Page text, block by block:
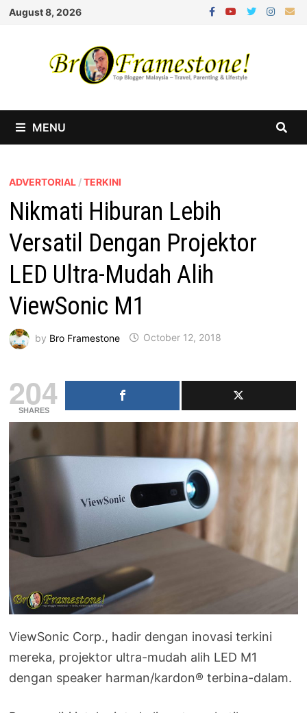
Skip
August 8, 2026
MENU
ADVERTORIAL /TERKINI
Nikmati Hiburan Lebih
Versatil Dengan Projektor
LED Ultra-Mudah Alih
ViewSonic M1
by Bro Framestone October 12, 2018
204
SHARES
ViewSonic Corp., hadir dengan inovasi terkini
mereka, projektor ultra-mudah alih LED M1
dengan speaker harman/kardon® terbina-dalam.